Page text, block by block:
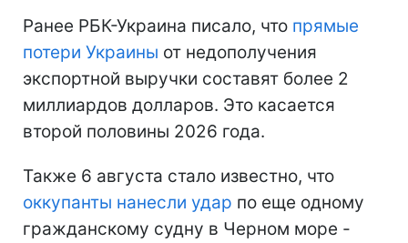
Ранее РБК-Украина писало, что прямые
потери Украины от недополучения
экспортной выручки составят более 2
миллиардов долларов. Это касается
второй половины 2026 года.
Также 6 августа стало известно, что
оккупанты нанесли удар по еще одному
гражданскому судну в Черном море -